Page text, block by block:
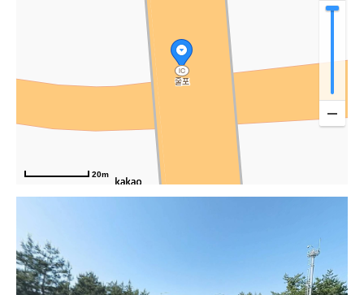
20m
안고속도로